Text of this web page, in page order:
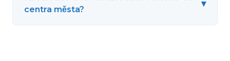
centra města?
▾